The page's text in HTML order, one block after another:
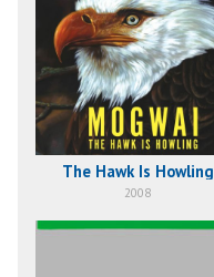
The Hawk Is Howling
2008